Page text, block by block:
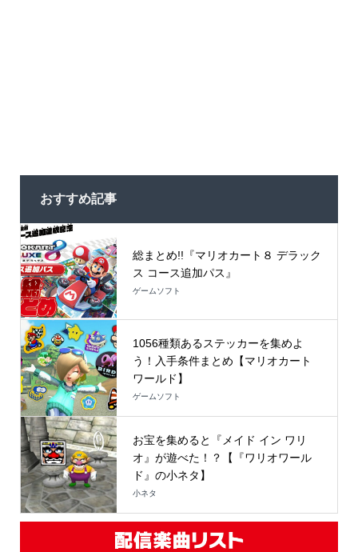
おすすめ記事
総まとめ!!『マリオカート８ デラック
ス コース追加パス』
ゲームソフト
1056種類あるステッカーを集めよ
う！入手条件まとめ【マリオカート
ワールド】
ゲームソフト
お宝を集めると『メイド イン ワリ
オ』が遊べた！？【『ワリオワール
ド』の小ネタ】
小ネタ